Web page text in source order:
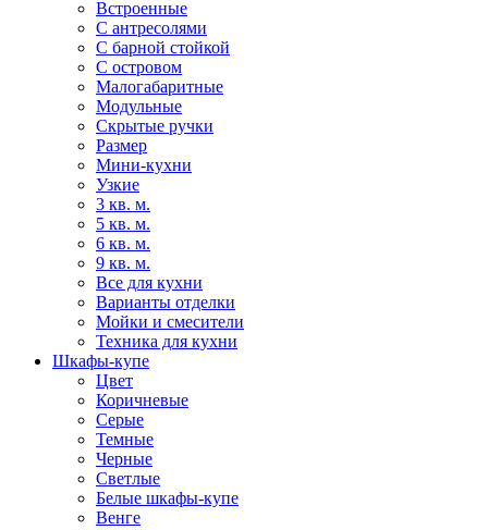
Встроенные
С антресолями
С барной стойкой
С островом
Малогабаритные
Модульные
Скрытые ручки
Размер
Мини-кухни
Узкие
3 кв. м.
5 кв. м.
6 кв. м.
9 кв. м.
Все для кухни
Варианты отделки
Мойки и смесители
Техника для кухни
Шкафы-купе
Цвет
Коричневые
Серые
Темные
Черные
Светлые
Белые шкафы-купе
Венге